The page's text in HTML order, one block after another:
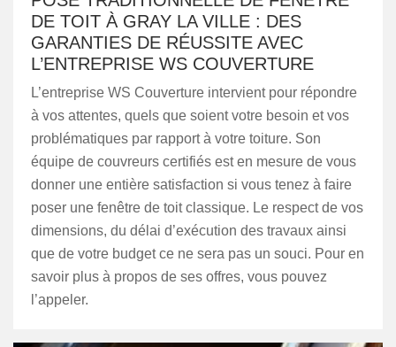
DE TOIT À GRAY LA VILLE : DES
GARANTIES DE RÉUSSITE AVEC
L’ENTREPRISE WS COUVERTURE
L’entreprise WS Couverture intervient pour répondre
à vos attentes, quels que soient votre besoin et vos
problématiques par rapport à votre toiture. Son
équipe de couvreurs certifiés est en mesure de vous
donner une entière satisfaction si vous tenez à faire
poser une fenêtre de toit classique. Le respect de vos
dimensions, du délai d’exécution des travaux ainsi
que de votre budget ce ne sera pas un souci. Pour en
savoir plus à propos de ses offres, vous pouvez
l’appeler.